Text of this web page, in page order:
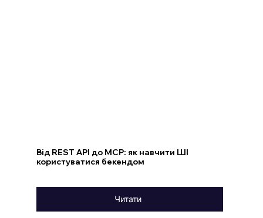
Від REST API до MCP: як навчити ШІ
користуватися бекендом
Читати